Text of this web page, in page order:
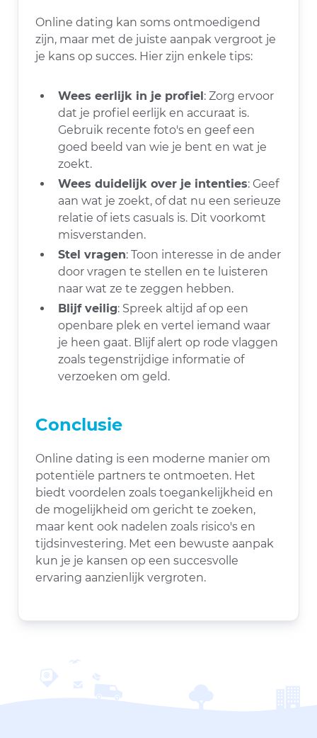
Online dating kan soms ontmoedigend
zijn, maar met de juiste aanpak vergroot je
je kans op succes. Hier zijn enkele tips:
Wees eerlijk in je profiel: Zorg ervoor
dat je profiel eerlijk en accuraat is.
Gebruik recente foto's en geef een
goed beeld van wie je bent en wat je
zoekt.
Wees duidelijk over je intenties: Geef
aan wat je zoekt, of dat nu een serieuze
relatie of iets casuals is. Dit voorkomt
misverstanden.
Stel vragen: Toon interesse in de ander
door vragen te stellen en te luisteren
naar wat ze te zeggen hebben.
Blijf veilig: Spreek altijd af op een
openbare plek en vertel iemand waar
je heen gaat. Blijf alert op rode vlaggen
zoals tegenstrijdige informatie of
verzoeken om geld.
Conclusie
Online dating is een moderne manier om
potentiële partners te ontmoeten. Het
biedt voordelen zoals toegankelijkheid en
de mogelijkheid om gericht te zoeken,
maar kent ook nadelen zoals risico's en
tijdsinvestering. Met een bewuste aanpak
kun je je kansen op een succesvolle
ervaring aanzienlijk vergroten.